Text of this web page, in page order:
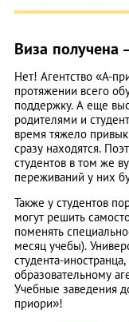
Виза получена
Нет! Агентство «А-
протяжении всего
поддержку. А еще
родителями и
время тяжело
сразу находятся.
студентов в том же
переживаний у них
Также у студентов
могут решить
поменять
месяц учебы).
студента-
образовательному
Учебные заведения
приори»!